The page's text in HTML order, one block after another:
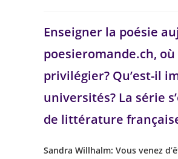
Enseigner la poésie
poesieromande.ch,
privilégier? Qu’est-il
universités? La série
de littérature
Sandra Willhalm: Vous venez